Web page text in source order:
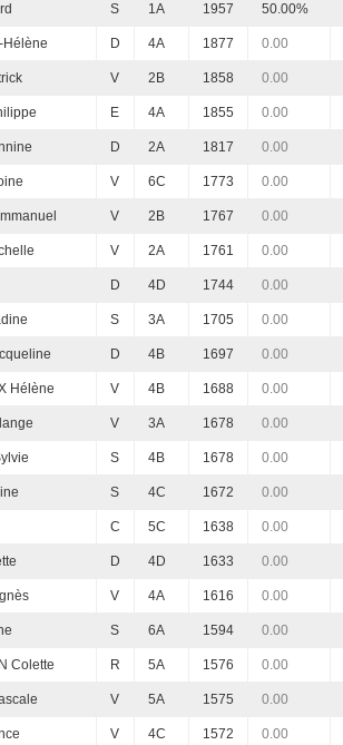
S 1A 1957 50.00%
Hélène D 4A 1877 0.00
V 2B 1858 0.00
E 4A 1855 0.00
D 2A 1817 0.00
V 6C 1773 0.00
V 2B 1767 0.00
V 2A 1761 0.00
D 4D 1744 0.00
S 3A 1705 0.00
D 4B 1697 0.00
Hélène V 4B 1688 0.00
V 3A 1678 0.00
S 4B 1678 0.00
S 4C 1672 0.00
C 5C 1638 0.00
D 4D 1633 0.00
V 4A 1616 0.00
S 6A 1594 0.00
Colette R 5A 1576 0.00
V 5A 1575 0.00
V 4C 1572 0.00